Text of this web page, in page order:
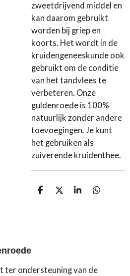
zweetdrijvend middel en
kan daarom gebruikt
worden bij griep en
koorts. Het wordt in de
kruidengeneeskunde ook
gebruikt om de conditie
van het tandvlees te
verbeteren. Onze
guldenroede is 100%
natuurlijk zonder andere
toevoegingen. Je kunt
het gebruiken als
zuiverende kruidenthee.
D
D
S
D
ter ondersteuning van de